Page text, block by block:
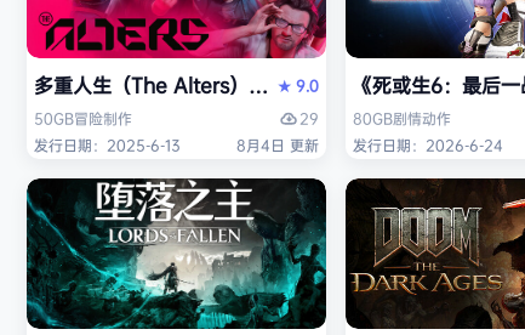
多重人生（The Alters）免安装中文版
★ 9.0
50GB冒险制作
29
发行日期：2025-6-13
8月4日 更新
《死或生6：最后
80GB剧情动作
发行日期：2026-6-24